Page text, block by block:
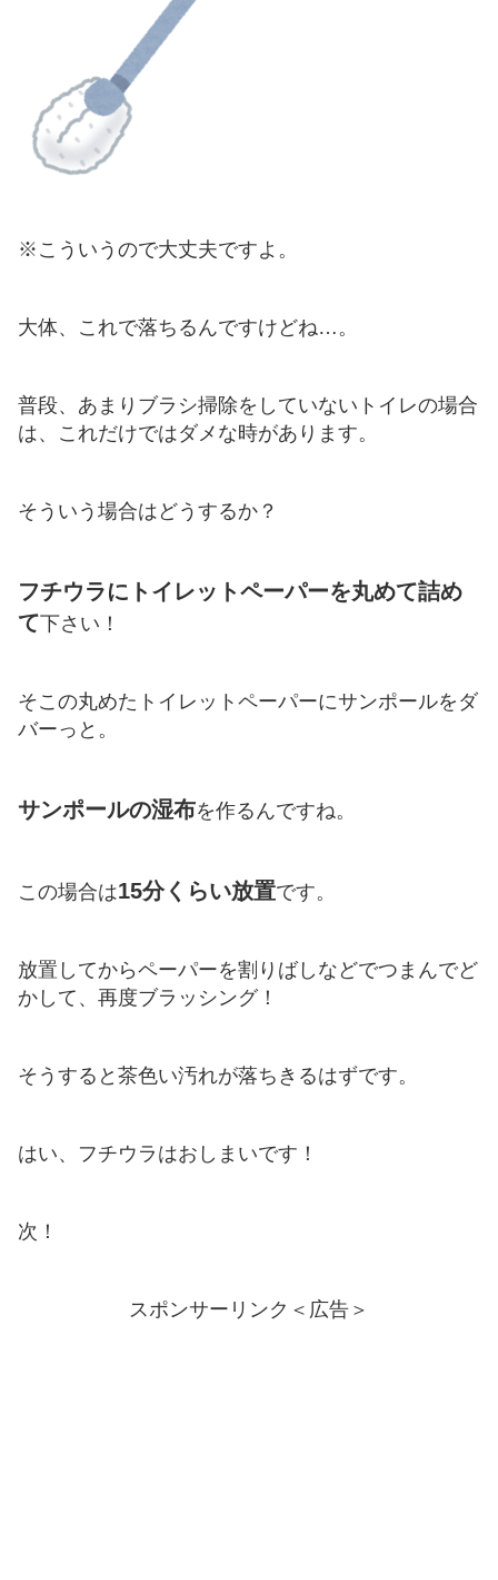
※こういうので大丈夫ですよ。
大体、これで落ちるんですけどね…。
普段、あまりブラシ掃除をしていないトイレの場合
は、これだけではダメな時があります。
そういう場合はどうするか？
フチウラにトイレットペーパーを丸めて詰め
て下さい！
そこの丸めたトイレットペーパーにサンポールをダ
バーっと。
サンポールの湿布を作るんですね。
この場合は15分くらい放置です。
放置してからペーパーを割りばしなどでつまんでど
かして、再度ブラッシング！
そうすると茶色い汚れが落ちきるはずです。
はい、フチウラはおしまいです！
次！
スポンサーリンク＜広告＞